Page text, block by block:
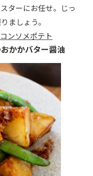
ターにお任せ。じっ
ましょう。
ンソメポテト
かかバター醤油